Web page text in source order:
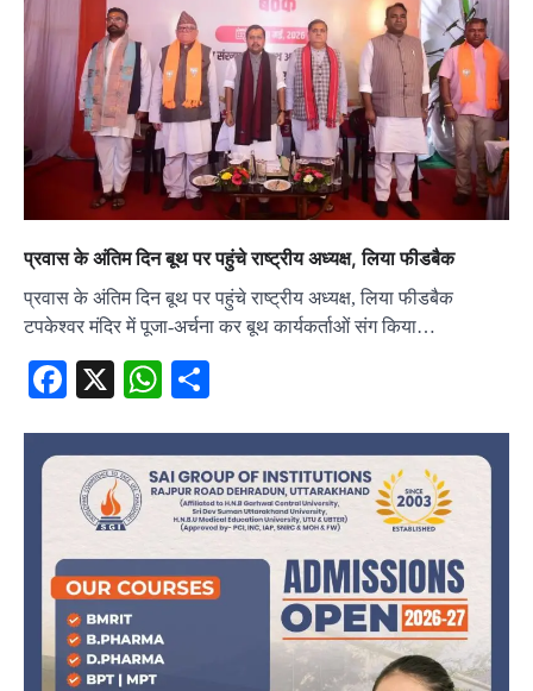
प्रवास के अंतिम दिन बूथ पर पहुंचे राष्ट्रीय अध्यक्ष, लिया फीडबैक
प्रवास के अंतिम दिन बूथ पर पहुंचे राष्ट्रीय अध्यक्ष, लिया फीडबैक
टपकेश्वर मंदिर में पूजा-अर्चना कर बूथ कार्यकर्ताओं संग किया…
Facebook
X WhatsApp